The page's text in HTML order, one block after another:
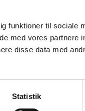
funktioner til sociale
med vores partnere
disse data med
Statistik
størrelse.
gang.